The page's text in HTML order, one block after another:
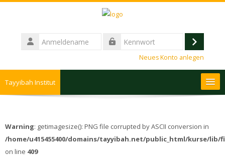
Anmeldename
Login
Neues Konto anlegen
Tayyibah Institut
Kurse
suchen
Warning: getimagesize(): PNG file corrupted by ASCII conversion in
/home/u415455400/domains/tayyibah.net/public_html/kurse/
on line 409